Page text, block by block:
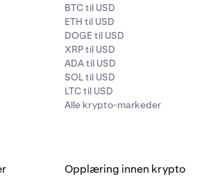
BTC til USD
ETH til USD
DOGE til USD
XRP til USD
ADA til USD
SOL til USD
LTC til USD
Alle krypto-markeder
Opplæring innen krypto